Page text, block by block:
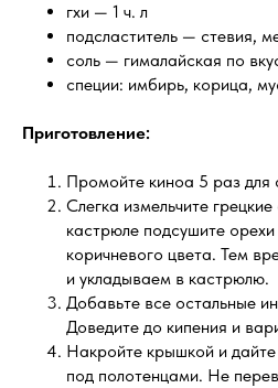
гхи — 1 ч. л
подсластитель — стевия,
соль — гималайская по
специи: имбирь, корица,
Приготовление:
Промойте киноа 5 раз для
Слегка измельчите
кастрюле подсушите
коричневого цвета. Тем
и укладываем в кастрюлю.
Добавьте все остальные
Доведите до кипения и
Накройте крышкой и
под полотенцами. Не